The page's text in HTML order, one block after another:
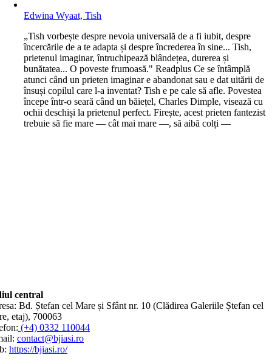
Edwina Wyaat, Tish
„Tish vorbește despre nevoia universală de a fi iubit, despre
încercările de a te adapta și despre încrederea în sine... Tish,
prietenul imaginar, întruchipează blândețea, durerea și
bunătatea... O poveste frumoasă." Readplus Ce se întâmplă
atunci când un prieten imaginar e abandonat sau e dat uitării de
însuși copilul care l-a inventat? Tish e pe cale să afle. Povestea
începe într-o seară când un băiețel, Charles Dimple, visează cu
ochii deschiși la prietenul perfect. Firește, acest prieten fantezist
trebuie să fie mare — cât mai mare —, să aibă colți —
central
Bd. Ștefan cel Mare și Sfânt nr. 10 (Clădirea Galeriile Ștefan cel
etaj), 700063
(+4) 0332 110044
contact@bjiasi.ro
https://bjiasi.ro/